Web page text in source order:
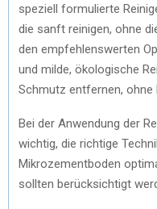
speziell formulierte
die sanft reinigen, ohne
den empfehlenswerten
und milde, ökologische
Schmutz entfernen, ohne
Bei der Anwendung der
wichtig, die richtige
Mikrozementboden
sollten berücksichtigt